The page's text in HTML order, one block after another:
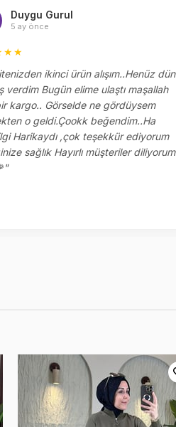
Duygu Gurul
5 ay önce
ikinci ürün alışım..Henüz dün
Bugün elime ulaştı maşallah
kargo.. Görselde ne gördüysem
o geldi.Çookk beğendim..Ha
Harikaydı ,çok teşekkür ediyorum
sağlık Hayırlı müşteriler diliyorum